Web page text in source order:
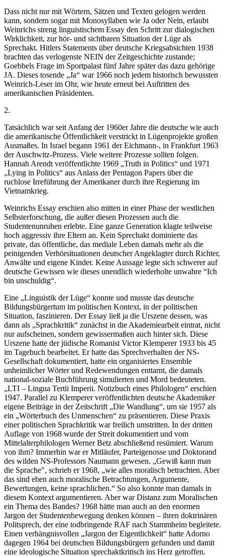
Dass nicht nur mit Wörtern, Sätzen und Texten gelogen werden
kann, sondern sogar mit Monosyllaben wie Ja oder Nein, erlaubt
Weinrichs streng linguistischem Essay den Schritt zur dialogischen
Wirklichkeit, zur hör- und sichtbaren Situation der Lüge als
Sprechakt. Hitlers Statements über deutsche Kriegsabsichten 1938
brachten das verlogenste NEIN der Zeitgeschichte zustande;
Goebbels Frage im Sportpalast fünf Jahre später das dazu gehörige
JA. Dieses tosende „Ja“ war 1966 noch jedem historisch bewussten
Weinrich-Leser im Ohr, wie heute erneut bei Auftritten des
amerikanischen Präsidenten.
2.
Tatsächlich war seit Anfang der 1960er Jahre die deutsche wie auch
die amerikanische Öffentlichkeit verstrickt in Lügenprojekte großen
Ausmaßes. In Israel begann 1961 der Eichmann-, in Frankfurt 1963
der Auschwitz-Prozess. Viele weitere Prozesse sollten folgen.
Hannah Arendt veröffentlichte 1969 „Truth in Politics“ und 1971
„Lying in Politics“ aus Anlass der Pentagon Papers über die
ruchlose Irreführung der Amerikaner durch ihre Regierung im
Vietnamkrieg.
Weinrichs Essay erschien also mitten in einer Phase der westlichen
Selbsterforschung, die außer diesen Prozessen auch die
Studentenunruhen erlebte. Eine ganze Generation klagte teilweise
hoch aggressiv ihre Eltern an. Kein Sprechakt dominierte das
private, das öffentliche, das mediale Leben damals mehr als die
peinigenden Verhörsituationen deutscher Angeklagter durch Richter,
Anwälte und eigene Kinder. Keine Aussage legte sich schwerer auf
deutsche Gewissen wie dieses unendlich wiederholte unwahre “Ich
bin unschuldig“.
Eine „Linguistik der Lüge“ konnte und musste das deutsche
Bildungsbürgertum im politischen Kontext, in der politischen
Situation, faszinieren. Der Essay ließ ja die Urszene dessen, was
dann als „Sprachkritik“ zunächst in die Akademiearbeit eintrat, nicht
nur aufscheinen, sondern gewissermaßen auch hinter sich. Diese
Urszene hatte der jüdische Romanist Victor Klemperer 1933 bis 45
im Tagebuch bearbeitet. Er hatte das Sprechverhalten der NS-
Gesellschaft dokumentiert, hatte ein organisiertes Ensemble
unheimlicher Wörter und Redewendungen enttarnt, die damals
national-soziale Buchführung simulierten und Mord bedeuteten.
„LTI – Lingua Tertii Imperii. Notizbuch eines Philologen“ erschien
1947. Parallel zu Klemperer veröffentlichten deutsche Akademiker
eigene Beiträge in der Zeitschrift „Die Wandlung“, um sie 1957 als
ein „Wörterbuch des Unmenschen“ zu präsentieren. Diese Praxis
einer politischen Sprachkritik war freilich umstritten. In der dritten
Auflage von 1968 wurde der Streit dokumentiert und vom
Mittelalterphilologen Werner Betz abschließend resümiert. Warum
von ihm? Immerhin war er Mitläufer, Parteigenosse und Doktorand
des wilden NS-Professors Naumann gewesen. „Gewiß kann man
die Sprache", schrieb er 1968, „wie alles moralisch betrachten. Aber
das sind eben auch moralische Betrachtungen, Argumente,
Bewertungen, keine sprachlichen.“ So also konnte man damals in
diesem Kontext argumentieren. Aber war Distanz zum Moralischen
ein Thema des Bandes? 1968 hätte man auch an den enormen
Jargon der Studentenbewegung denken können – ihren doktrinären
Politsprech, der eine todbringende RAF nach Stammheim begleitete.
Einen verhängnisvollen „Jargon der Eigentlichkeit“ hatte Adorno
dagegen 1964 bei deutschen Bildungsbürgern gefunden und damit
eine ideologische Situation sprechaktkritisch ins Herz getroffen.